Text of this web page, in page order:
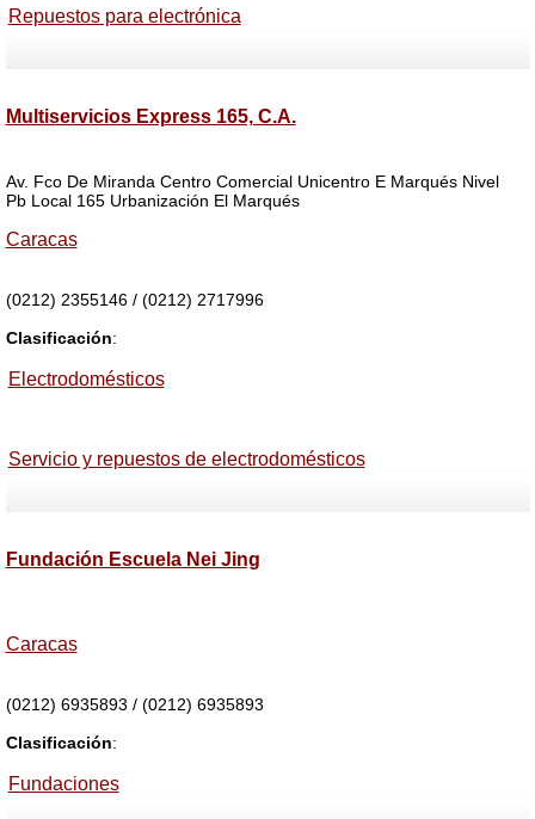
Repuestos para electrónica
Multiservicios Express 165, C.A.
Av. Fco De Miranda Centro Comercial Unicentro E Marqués Nivel
Pb Local 165 Urbanización El Marqués
Caracas
(0212) 2355146 / (0212) 2717996
Clasificación:
Electrodomésticos
Servicio y repuestos de electrodomésticos
Fundación Escuela Nei Jing
Caracas
(0212) 6935893 / (0212) 6935893
Clasificación:
Fundaciones